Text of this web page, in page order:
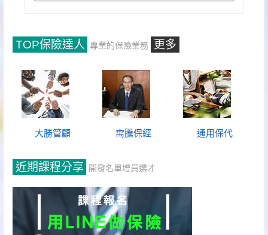
TOP保險達人 專業的保險業務 更多
大勝管顧 寓騰保經 通用保代
近期課程分享 開發名單增員選才